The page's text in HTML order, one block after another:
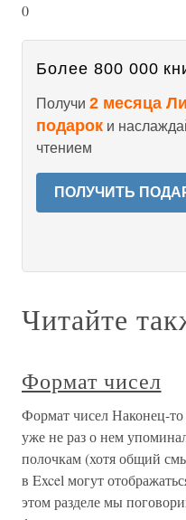
0
Более 800 000
Получи 2 месяца
подарок и
чтением
ПОЛУЧИТЬ
Читайте
Формат чисел
Формат чисел Наконец-
уже не раз о нем
полочкам (хотя общий
в Excel могут
этом разделе мы